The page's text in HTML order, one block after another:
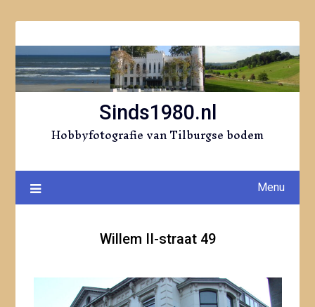
naar
inhoud
Sinds1980.nl
Hobbyfotografie van Tilburgse bodem
Menu
Willem II-straat 49